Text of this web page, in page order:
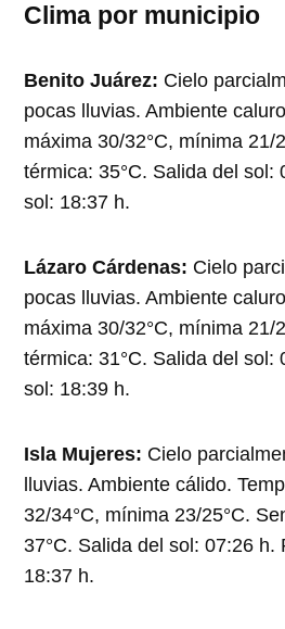
Clima por municipio
Benito Juárez: Cielo
pocas lluvias. Ambiente
máxima 30/32°C, mínima 21/
térmica: 35°C. Salida del sol:
sol: 18:37 h.
Lázaro Cárdenas: Cielo
pocas lluvias. Ambiente
máxima 30/32°C, mínima 21/
térmica: 31°C. Salida del sol:
sol: 18:39 h.
Isla Mujeres: Cielo
lluvias. Ambiente cálido.
32/34°C, mínima 23/25°C.
37°C. Salida del sol: 07:26 h.
18:37 h.